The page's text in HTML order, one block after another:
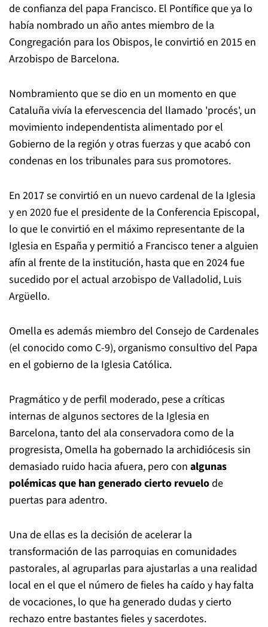
de confianza del papa Francisco. El Pontífice que ya lo
había nombrado un año antes miembro de la
Congregación para los Obispos, le convirtió en 2015 en
Arzobispo de Barcelona.
Nombramiento que se dio en un momento en que
Cataluña vivía la efervescencia del llamado 'procés', un
movimiento independentista alimentado por el
Gobierno de la región y otras fuerzas y que acabó con
condenas en los tribunales para sus promotores.
En 2017 se convirtió en un nuevo cardenal de la Iglesia
y en 2020 fue el presidente de la Conferencia Episcopal,
lo que le convirtió en el máximo representante de la
Iglesia en España y permitió a Francisco tener a alguien
afín al frente de la institución, hasta que en 2024 fue
sucedido por el actual arzobispo de Valladolid, Luis
Argüello.
Omella es además miembro del Consejo de Cardenales
(el conocido como C-9), organismo consultivo del Papa
en el gobierno de la Iglesia Católica.
Pragmático y de perfil moderado, pese a críticas
internas de algunos sectores de la Iglesia en
Barcelona, tanto del ala conservadora como de la
progresista, Omella ha gobernado la archidiócesis sin
demasiado ruido hacia afuera, pero con algunas
polémicas que han generado cierto revuelode
puertas para adentro.
Una de ellas es la decisión de acelerar la
transformación de las parroquias en comunidades
pastorales, al agruparlas para ajustarlas a una realidad
local en el que el número de fieles ha caído y hay falta
de vocaciones, lo que ha generado dudas y cierto
rechazo entre bastantes fieles y sacerdotes.